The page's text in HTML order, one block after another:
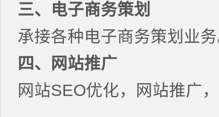
三、电子商务策划
承接各种电子商务策划业
四、网站推广
网站SEO优化，网站推广